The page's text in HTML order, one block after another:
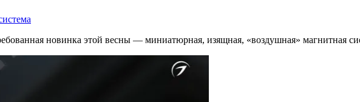
новинка этой весны — миниатюрная, изящная, «воздушная» магнитная